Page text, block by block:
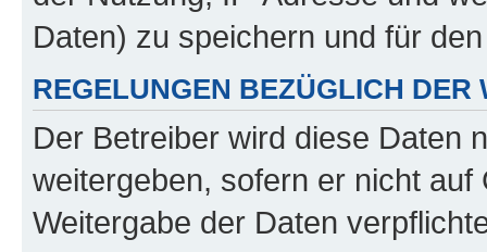
Daten) zu speichern und für
REGELUNGEN BEZÜGLICH DER
Der Betreiber wird diese Daten
weitergeben, sofern er nicht
Weitergabe der Daten